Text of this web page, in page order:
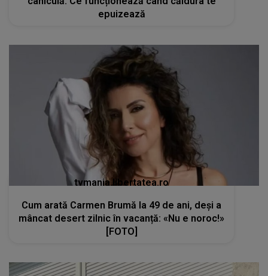
tvmania.libertatea.ro
Cum arată Carmen Brumă la 49 de ani, deși a
mâncat desert zilnic în vacanță: «Nu e noroc!»
[FOTO]